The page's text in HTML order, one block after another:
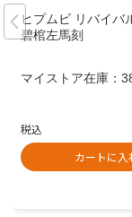
ヒプムビ リバイバ
碧棺左馬刻
マイストア在庫：
税込
カートに入